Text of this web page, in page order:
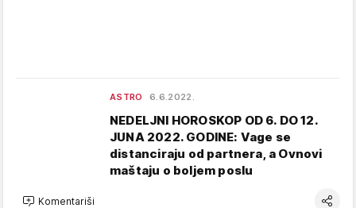
ASTRO 6.6.2022.
NEDELJNI HOROSKOP OD 6. DO 12.
JUNA 2022. GODINE: Vage se
distanciraju od partnera, a Ovnovi
maštaju o boljem poslu
Komentariši